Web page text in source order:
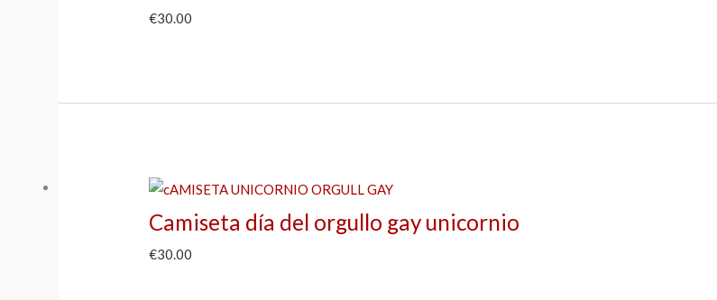
€30.00
Camiseta día del orgullo gay unicornio
€30.00